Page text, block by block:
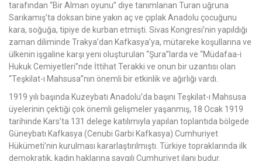
tarafından “Bir Alman oyunu” diye tanımlanan Turan uğruna
Sarıkamış’ta doksan bine yakın aç ve çıplak Anadolu çocuğunu
kara, soğuğa, tipiye de kurban etmişti. Sivas Kongresi’nin yapıldığı
zaman diliminde Trakya’dan Kafkasya’ya, mütareke koşullarına ve
ülkenin işgaline karşı yeni oluşturulan “Şura”larda ve “Müdafaa-i
Hukuk Cemiyetleri”nde İttihat Terakki ve onun bir uzantısı olan
“Teşkilat-ı Mahsusa”nın önemli bir etkinlik ve ağırlığı vardı.
1919 yılı başında Kuzeybatı Anadolu’da başını Teşkilat-ı Mahsusa
üyelerinin çektiği çok önemli gelişmeler yaşanmış, 18 Ocak 1919
tarihinde Kars’ta 131 delege katılımıyla yapılan toplantıda bölgede
Güneybatı Kafkasya (Cenubi Garbi Kafkasya) Cumhuriyet
Hükümeti’nin kurulması kararlaştırılmıştı. Türkiye topraklarında ilk
demokratik, kadın haklarına saygılı Cumhuriyet ilanı budur.